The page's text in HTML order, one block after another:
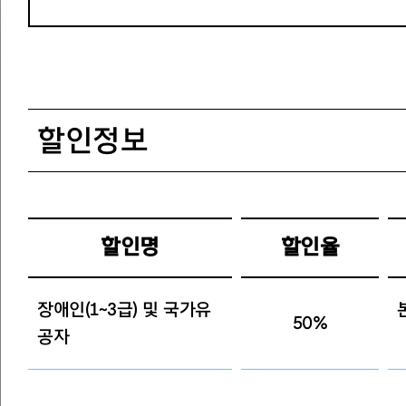
할인정보
할인명 할인율
장애인(1~3급) 및 국가유
공자
50%